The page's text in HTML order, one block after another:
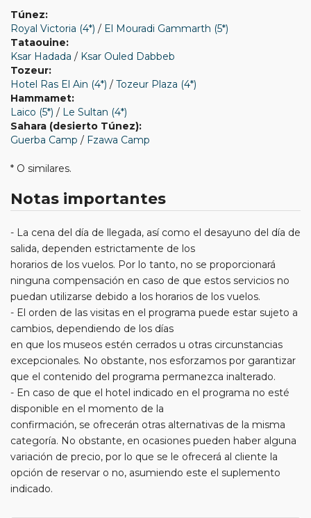
Túnez:
Royal Victoria (4*) / El Mouradi Gammarth (5*)
Tataouine:
Ksar Hadada / Ksar Ouled Dabbeb
Tozeur:
Hotel Ras El Ain (4*) / Tozeur Plaza (4*)
Hammamet:
Laico (5*) / Le Sultan (4*)
Sahara (desierto Túnez):
Guerba Camp / Fzawa Camp
* O similares.
Notas importantes
- La cena del día de llegada, así como el desayuno del día de
salida, dependen estrictamente de los
horarios de los vuelos. Por lo tanto, no se proporcionará
ninguna compensación en caso de que estos servicios no
puedan utilizarse debido a los horarios de los vuelos.
- El orden de las visitas en el programa puede estar sujeto a
cambios, dependiendo de los días
en que los museos estén cerrados u otras circunstancias
excepcionales. No obstante, nos esforzamos por garantizar
que el contenido del programa permanezca inalterado.
- En caso de que el hotel indicado en el programa no esté
disponible en el momento de la
confirmación, se ofrecerán otras alternativas de la misma
categoría. No obstante, en ocasiones pueden haber alguna
variación de precio, por lo que se le ofrecerá al cliente la
opción de reservar o no, asumiendo este el suplemento
indicado.